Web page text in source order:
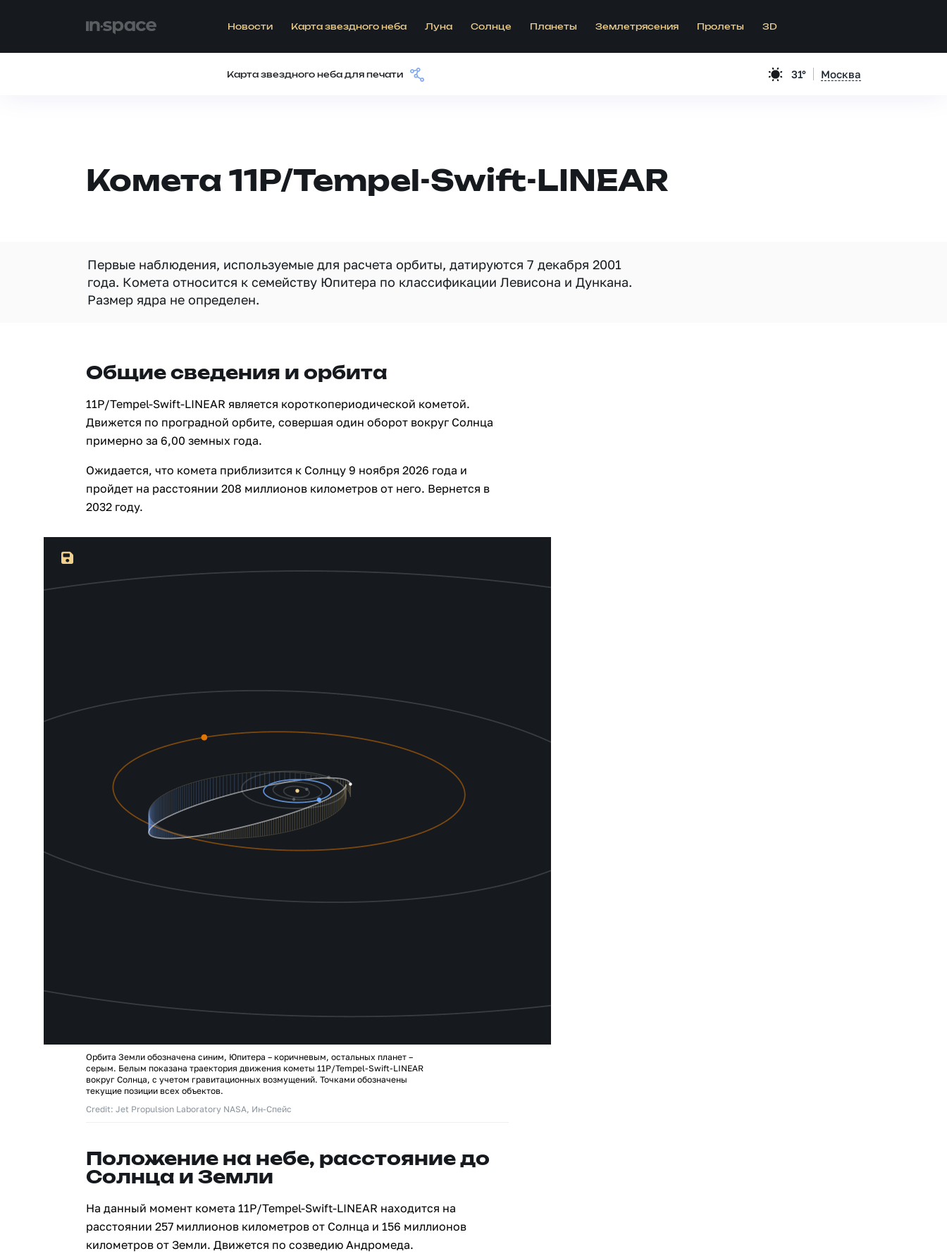
Новости Карта звездного неба Луна Солнце Планеты Землетрясения Пролеты 3D
Карта звездного неба для печати 31° Москва
Комета 11P/Tempel-Swift-LINEAR
Первые наблюдения, используемые для расчета орбиты, датируются 7 декабря 2001
года. Комета относится к семейству Юпитера по классификации Левисона и Дункана.
Размер ядра не определен.
Общие сведения и орбита
11P/Tempel-Swift-LINEAR является короткопериодической кометой.
Движется по проградной орбите, совершая один оборот вокруг Солнца
примерно за 6,00 земных года.
Ожидается, что комета приблизится к Солнцу 9 ноября 2026 года и
пройдет на расстоянии 208 миллионов километров от него. Вернется в
2032 году.
Орбита Земли обозначена синим, Юпитера – коричневым, остальных планет –
серым. Белым показана траектория движения кометы 11P/Tempel-Swift-LINEAR
вокруг Солнца, с учетом гравитационных возмущений. Точками обозначены
текущие позиции всех объектов.
Credit: Jet Propulsion Laboratory NASA, Ин-Спейс
Положение на небе, расстояние до
Солнца и Земли
На данный момент комета 11P/Tempel-Swift-LINEAR находится на
расстоянии 257 миллионов километров от Солнца и 156 миллионов
километров от Земли. Движется по созведию Андромеда.